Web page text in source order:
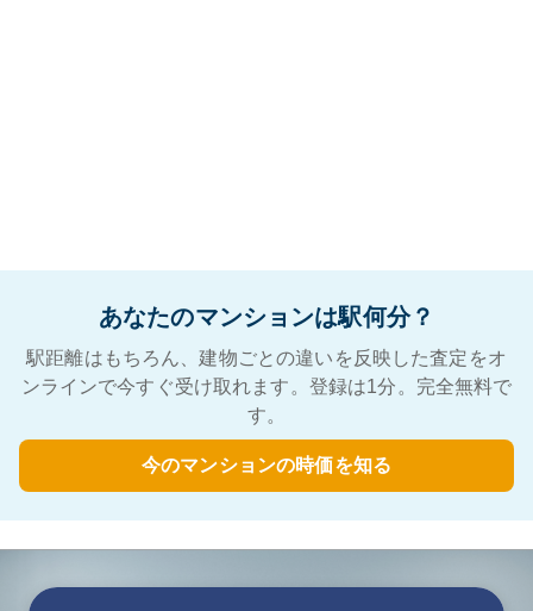
あなたのマンションは駅何分？
駅距離はもちろん、建物ごとの違いを反映した査定をオ
ンラインで今すぐ受け取れます。登録は1分。完全無料で
す。
今のマンションの時価を知る